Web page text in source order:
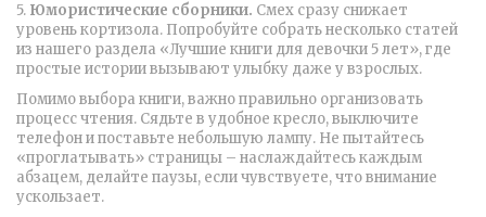
5. Юмористические сборники. Смех сразу снижает
уровень кортизола. Попробуйте собрать несколько статей
из нашего раздела «Лучшие книги для девочки 5 лет», где
простые истории вызывают улыбку даже у взрослых.
Помимо выбора книги, важно правильно организовать
процесс чтения. Сядьте в удобное кресло, выключите
телефон и поставьте небольшую лампу. Не пытайтесь
«проглатывать» страницы – наслаждайтесь каждым
абзацем, делайте паузы, если чувствуете, что внимание
ускользает.